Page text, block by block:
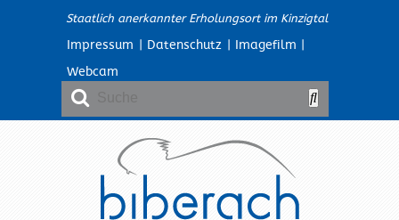
Staatlich anerkannter Erholungsort im Kinzigtal
Impressum | Datenschutz | Imagefilm |
Webcam